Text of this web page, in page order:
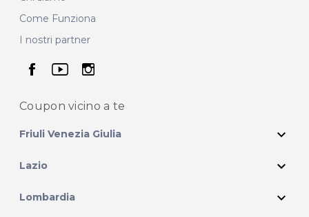
Come Funziona
I nostri partner
seguici su facebook
seguici su youtube
seguici su instagram
Coupon vicino a te
Friuli Venezia Giulia expand_more
Lazio expand_more
Lombardia expand_more